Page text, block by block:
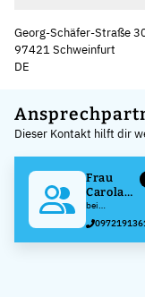
Georg-Schäfer-Straße
97421 Schweinfurt
DE
+
−
Dieser Kontakt hilft dir
Frau
Carola
Neeb
bei
Schaeffler
Technologies
AG & Co. KG